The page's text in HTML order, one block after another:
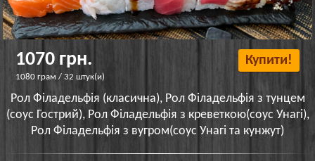
1070 грн.
1080 грам / 32 штук(и)
Купити!
Рол Філадельфія (класична), Рол Філадельфія з тунцем
(соус Гострий), Рол Філадельфія з креветкою(соус Унагі),
Рол Філадельфія з вугром(соус Унагі та кунжут)